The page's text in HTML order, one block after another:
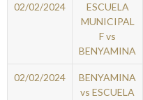
02/02/2024
ESCUELA
MUNICIPAL
F vs
BENYAMINA
02/02/2024
BENYAMINA
vs ESCUELA